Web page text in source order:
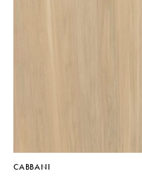
CABBANI